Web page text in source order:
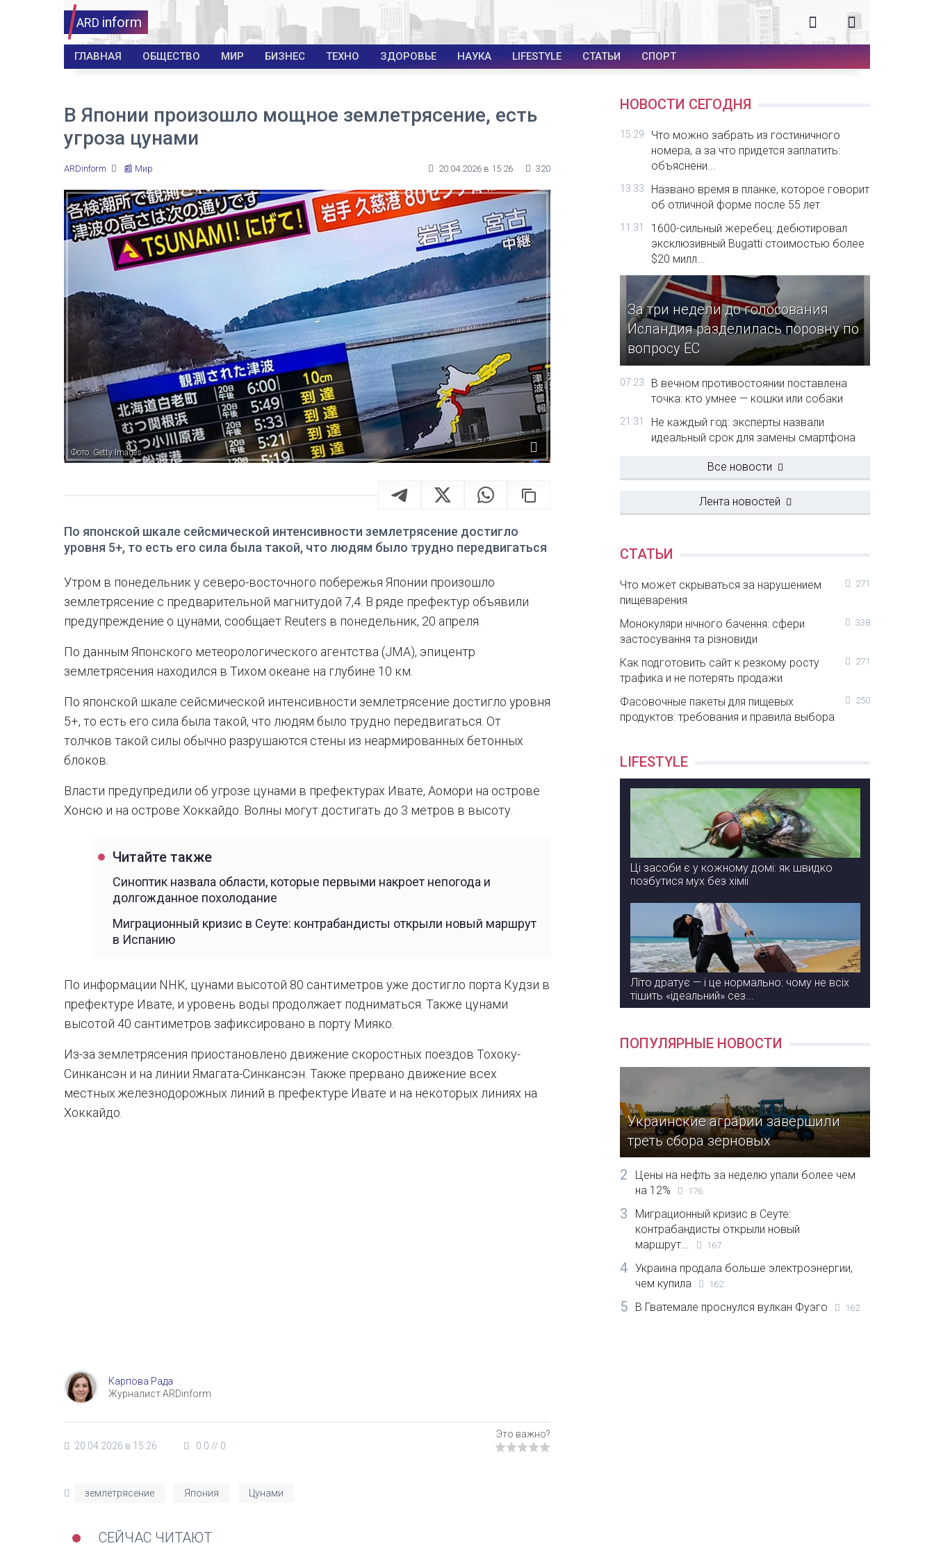
ARD inform
ГЛАВНАЯ ОБЩЕСТВО МИР БИЗНЕС ТЕХНО ЗДОРОВЬЕ НАУКА LIFESTYLE СТАТЬИ СПОРТ
В Японии произошло мощное землетрясение, есть
угроза цунами
ARDinform 📰 Мир 20.04.2026 в 15:26 320
Фото: Getty Images
По японской шкале сейсмической интенсивности землетрясение достигло
уровня 5+, то есть его сила была такой, что людям было трудно передвигаться
Утром в понедельник у северо-восточного побережья Японии произошло
землетрясение с предварительной магнитудой 7,4. В ряде префектур объявили
предупреждение о цунами, сообщает Reuters в понедельник, 20 апреля.
По данным Японского метеорологического агентства (JMA), эпицентр
землетрясения находился в Тихом океане на глубине 10 км.
По японской шкале сейсмической интенсивности землетрясение достигло уровня
5+, то есть его сила была такой, что людям было трудно передвигаться. От
толчков такой силы обычно разрушаются стены из неармированных бетонных
блоков.
Власти предупредили об угрозе цунами в префектурах Ивате, Аомори на острове
Хонсю и на острове Хоккайдо. Волны могут достигать до 3 метров в высоту.
Читайте также
Синоптик назвала области, которые первыми накроет непогода и
долгожданное похолодание
Миграционный кризис в Сеуте: контрабандисты открыли новый маршрут
в Испанию
По информации NHK, цунами высотой 80 сантиметров уже достигло порта Кудзи в
префектуре Ивате, и уровень воды продолжает подниматься. Также цунами
высотой 40 сантиметров зафиксировано в порту Мияко.
Из-за землетрясения приостановлено движение скоростных поездов Тохоку-
Синкансэн и на линии Ямагата-Синкансэн. Также прервано движение всех
местных железнодорожных линий в префектуре Ивате и на некоторых линиях на
Хоккайдо.
Карпова Рада
Журналист ARDinform
20.04.2026 в 15:26 0.0 // 0
землетрясение Япония Цунами
СЕЙЧАС ЧИТАЮТ
НОВОСТИ СЕГОДНЯ
15:29
Что можно забрать из гостиничного
номера, а за что придется заплатить:
объяснени...
13:33
Названо время в планке, которое говорит
об отличной форме после 55 лет
11:31
1600-сильный жеребец: дебютировал
эксклюзивный Bugatti стоимостью более
$20 милл...
За три недели до голосования
Исландия разделилась поровну по
вопросу ЕС
07:23
В вечном противостоянии поставлена
точка: кто умнее — кошки или собаки
21:31
Не каждый год: эксперты назвали
идеальный срок для замены смартфона
Все новости
Лента новостей
СТАТЬИ
Что может скрываться за нарушением
пищеварения
271
Монокуляри нічного бачення: сфери
застосування та різновиди
338
Как подготовить сайт к резкому росту
трафика и не потерять продажи
271
Фасовочные пакеты для пищевых
продуктов: требования и правила выбора
250
LIFESTYLE
Ці засоби є у кожному домі: як швидко
позбутися мух без хімії
Літо дратує — і це нормально: чому не всіх
тішить «ідеальний» сез...
ПОПУЛЯРНЫЕ НОВОСТИ
Украинские аграрии завершили
треть сбора зерновых
2
Цены на нефть за неделю упали более чем
на 12%
176
3
Миграционный кризис в Сеуте:
контрабандисты открыли новый
маршрут...
167
4
Украина продала больше электроэнергии,
чем купила
162
5 В Гватемале проснулся вулкан Фуэго 162